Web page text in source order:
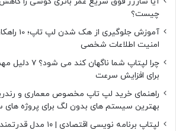
چیست؟
آموزش
امنیت اطلاعات شخصی
چرا لپتاپ شما
برای افزایش سرعت
بهترین سیستم های بدون لگ برای پروژه های
لپتاپ برنامه نویسی